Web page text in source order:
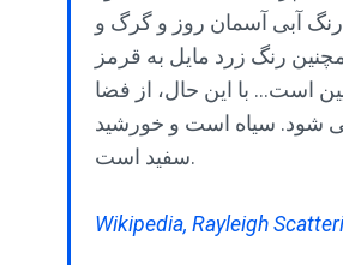
رنگ آبی آسمان روز و گرگ و
رنگ زرد مایل به قرمز
است... با این حال، از فضا
شود. سیاه است و خورشید
سفید است.
Wikipedia, Rayleigh